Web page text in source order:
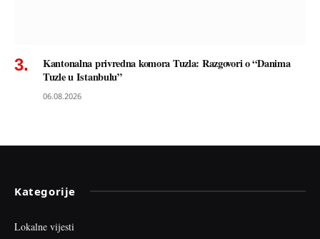
Kantonalna privredna komora Tuzla: Razgovori o “Danima
Tuzle u Istanbulu”
06.08.2026
Kategorije
Lokalne vijesti